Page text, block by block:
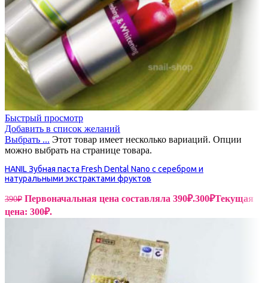
Быстрый просмотр
Добавить в список желаний
Выбрать ... Этот товар имеет несколько вариаций. Опции
можно выбрать на странице товара.
HANIL Зубная паста Fresh Dental Nano с серебром и
натуральными экстрактами фруктов
390₽ Первоначальная цена составляла 390₽.300₽Текущая
цена: 300₽.